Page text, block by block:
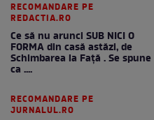
RECOMANDARE PE
REDACTIA.RO
Ce să nu arunci SUB NICI O
FORMA din casă astăzi, de
Schimbarea la Față . Se spune
ca ....
RECOMANDARE PE
JURNALUL.RO